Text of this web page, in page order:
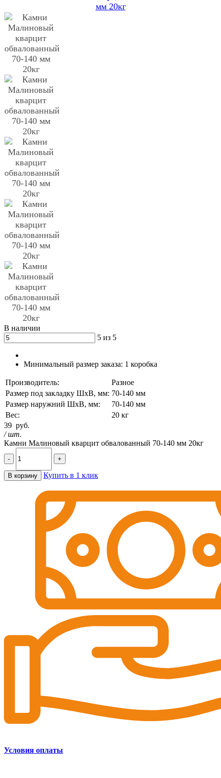
В наличии
5 из 5
Минимальный размер заказа: 1 коробка
Производитель:
Разное
Размер под закладку ШхВ, мм: 70-140 мм
Размер наружний ШхВ, мм:
70-140 мм
Вес:
20 кг
39 руб.
/ шт.
Камни Малиновый кварцит обвалованный 70-140 мм 20кг
- +
В корзину Купить в 1 клик
Условия оплаты